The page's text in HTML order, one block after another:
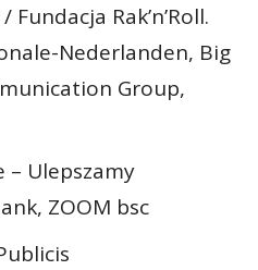
Rak’n’Roll.
Nederlanden, Big
Group,
– Ulepszamy
ZOOM bsc